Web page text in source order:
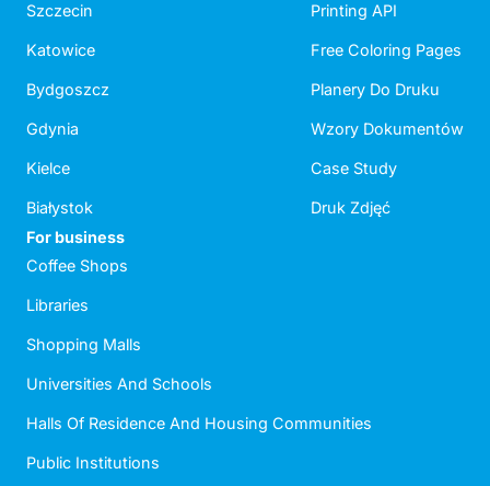
Szczecin
Katowice
Bydgoszcz
Gdynia
Kielce
Białystok
Printing API
Free Coloring Pages
Planery Do Druku
Wzory Dokumentów
Case Study
Druk Zdjęć
For business
Coffee Shops
Libraries
Shopping Malls
Universities And Schools
Halls Of Residence And Housing Communities
Public Institutions